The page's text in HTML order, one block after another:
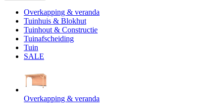
Overkapping & veranda
Tuinhuis & Blokhut
Tuinhout & Constructie
Tuinafscheiding
Tuin
SALE
Overkapping & veranda